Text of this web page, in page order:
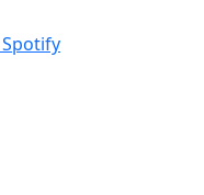
Spotify